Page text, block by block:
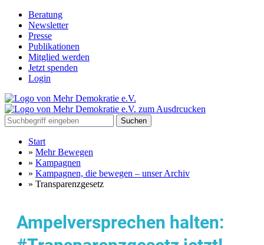
Beratung
Newsletter
Presse
Publikationen
Mitglied werden
Jetzt spenden
Login
Suchen
Start
» Mehr Bewegen
» Kampagnen
» Kampagnen, die bewegen – unser Archiv
» Transparenzgesetz